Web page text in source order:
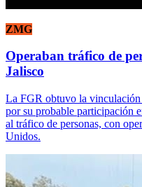
ZMG
Operaban tráfico de
Jalisco
La FGR obtuvo la vinculación
por su probable participación
al tráfico de personas, con
Unidos.